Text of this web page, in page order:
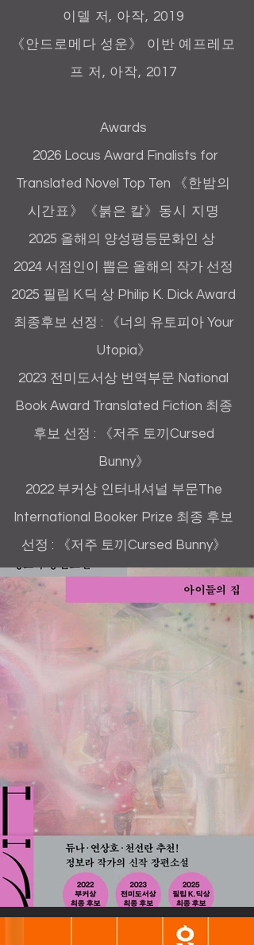
이델 저, 아작, 2019
《안드로메다 성운》 이반 예프레모
프 저, 아작, 2017
Awards
2026 Locus Award Finalists for
Translated Novel Top Ten
《한밤의
시간표》
《붉은 칼》동시 지명
2025 올해의 양성평등문화인 상
2024 서점인이 뽑은 올해의 작가 선정
2025 필립 K.딕 상 Philip K. Dick Award
최종후보 선정 :
《너의 유토피아 Your
Utopia》
2023 전미도서상 번역부문 National
Book Award Translated Fiction 최종
후보 선정 :
《저주 토끼Cursed
Bunny》
2022 부커상 인터내셔널 부문The
International Booker Prize 최종 후보
선정 : 《저주 토끼Cursed Bunny》